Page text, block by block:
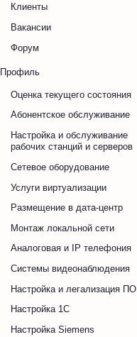
Клиенты
Вакансии
Форум
Профиль
Оценка текущего состояния
Абонентское обслуживание
Настройка и обслуживание
рабочих станций и серверов
Сетевое оборудование
Услуги виртуализации
Размещение в дата-центр
Монтаж локальной сети
Аналоговая и IP телефония
Системы видеонаблюдения
Настройка и легализация ПО
Настройка 1С
Настройка Siemens